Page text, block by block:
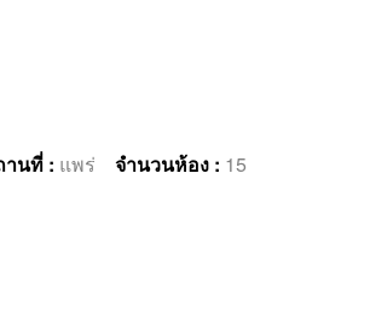
านที่ : แพร่ จำนวนห้อง : 15